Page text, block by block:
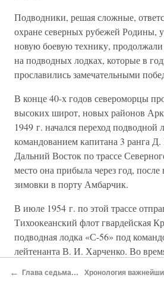
Подводники, решая сложные,
охране северных рубежей Родины,
новую боевую технику,
на подводных лодках, которые в
прославились замечательными
В конце 40-х годов североморцы
высоких широт, новых районов
1949 г. начался переход
командованием капитана 3 ранга
Дальний Восток по трассе
место она прибыла через год,
зимовки в порту Амбарчик.
В июле 1954 г. по этой трассе
Тихоокеанский флот гвардейская
подводная лодка «С-56» под
лейтенанта В. И. Харченко. Во
флот через Тихий и Атлантический
← Глава седьмая. Славная победа в Заполярье